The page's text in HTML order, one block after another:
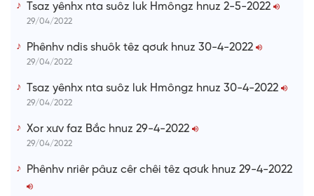
Tsaz yênhx nta suôz luk Hmôngz hnuz 2-5-2022
29/04/2022
Phênhv ndis shuôk têz qơưk hnuz 30-4-2022
29/04/2022
Tsaz yênhx nta suôz luk Hmôngz hnuz 30-4-2022
29/04/2022
Xor xưv faz Bắc hnuz 29-4-2022
29/04/2022
Phênhv nriêr pâuz cêr chêi têz qơưk hnuz 29-4-2022